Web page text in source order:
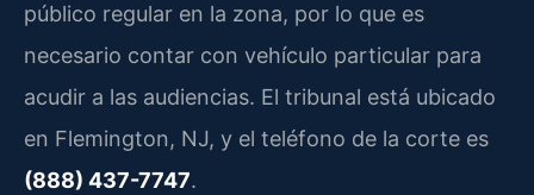
público regular en la zona, por lo que es
necesario contar con vehículo particular para
acudir a las audiencias. El tribunal está ubicado
en Flemington, NJ, y el teléfono de la corte es
(888) 437-7747.